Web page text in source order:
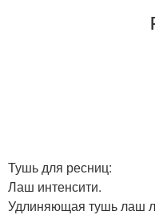
Тушь для ресниц:
Лаш интенсити.
Удлиняющая тушь лаш